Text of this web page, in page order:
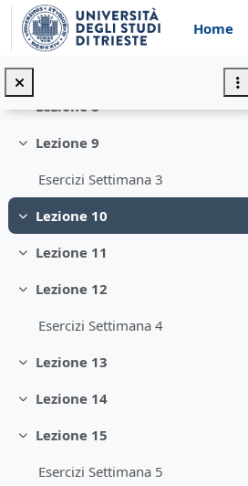
Vai al contenuto principale
Home
Minimizza
Esercizi Settimana 2
Minimizza
Minimizza
Lezione 8
Minimizza
Lezione 9
Esercizi Settimana 3
Minimizza
Lezione 10
Minimizza
Lezione 11
Minimizza
Lezione 12
Esercizi Settimana 4
Minimizza
Lezione 13
Minimizza
Lezione 14
Minimizza
Lezione 15
Esercizi Settimana 5